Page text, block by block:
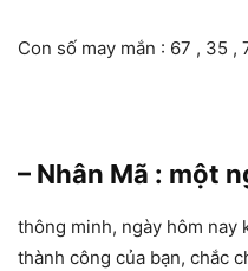
Con số may mắn : 67 , 35 ,
– Nhân Mã : một
thông minh, ngày hôm nay
thành công của bạn, chắc